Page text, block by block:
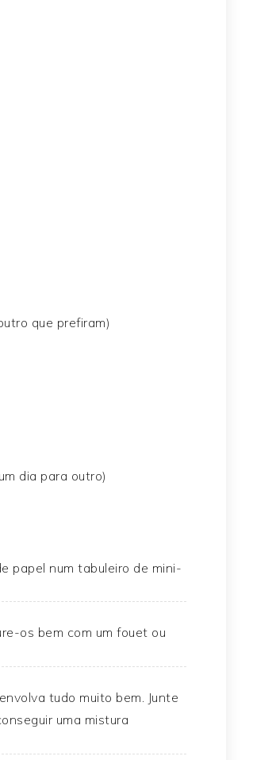
que prefiram)
dia para outro)
papel num tabuleiro de mini-
os bem com um fouet ou
tudo muito bem. Junte
uma mistura